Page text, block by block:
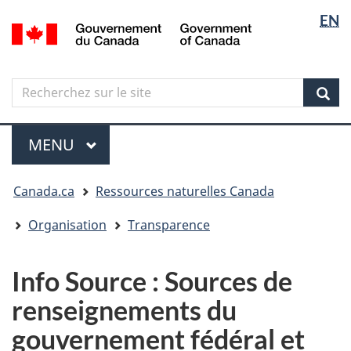
Aller
au
principal
Skip
to
government"
Passer
à
version
simplifiée
langue
EN
Canada
Search
Recherchez
sur
le
site
Menu
MENU PRINCIPAL
êtes
ici
Canada.ca
Ressources naturelles Canada
Organisation
Transparence
Info Source : Sources de
renseignements du
gouvernement fédéral et